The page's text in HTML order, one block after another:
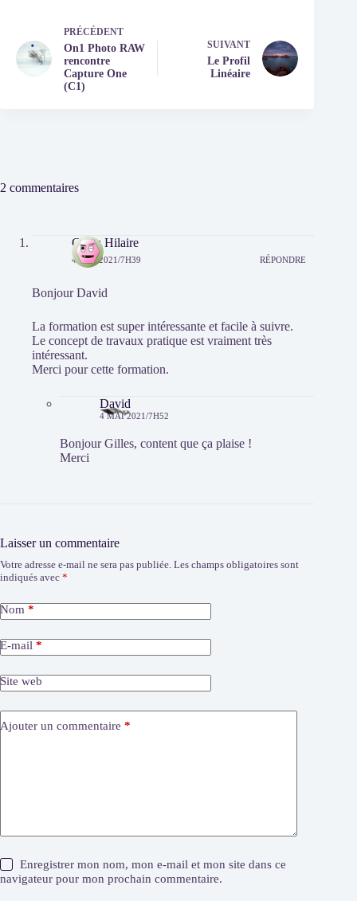
PRÉCÉDENT
On1 Photo RAW
rencontre
Capture One
(C1)
SUIVANT
Le Profil
Linéaire
2 commentaires
Gilles Hilaire
4 MAI 2021/7H39 RÉPONDRE
Bonjour David
La formation est super intéressante et facile à suivre.
Le concept de travaux pratique est vraiment très
intéressant.
Merci pour cette formation.
David
4 MAI 2021/7H52
Bonjour Gilles, content que ça plaise !
Merci
Laisser un commentaire
Votre adresse e-mail ne sera pas publiée. Les champs obligatoires sont
indiqués avec *
Nom *
E-mail *
Site web
Ajouter un commentaire *
Enregistrer mon nom, mon e-mail et mon site dans ce
navigateur pour mon prochain commentaire.